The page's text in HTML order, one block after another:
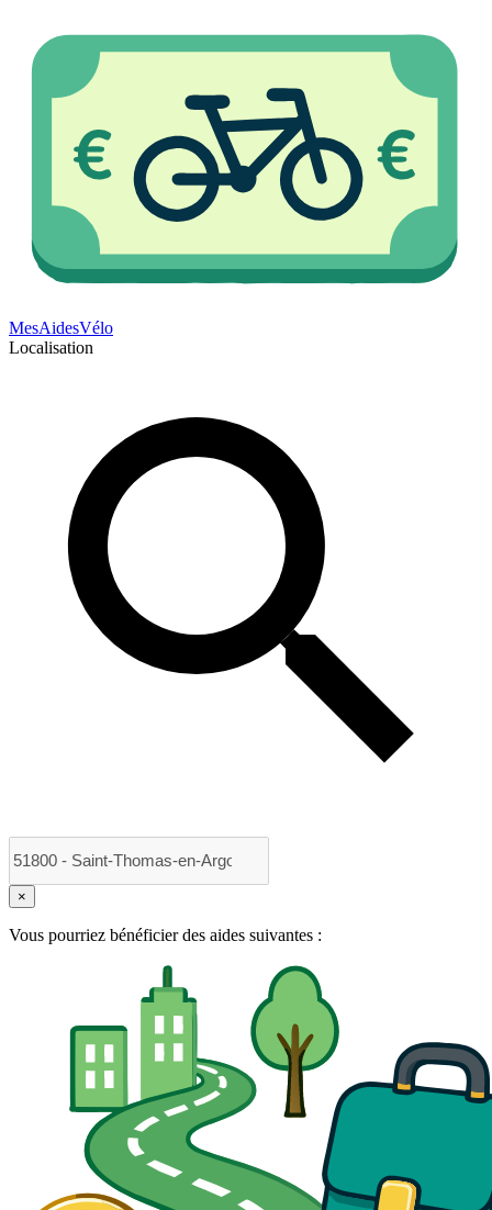
MesAidesVélo
Localisation
×
Vous pourriez bénéficier des aides suivantes :